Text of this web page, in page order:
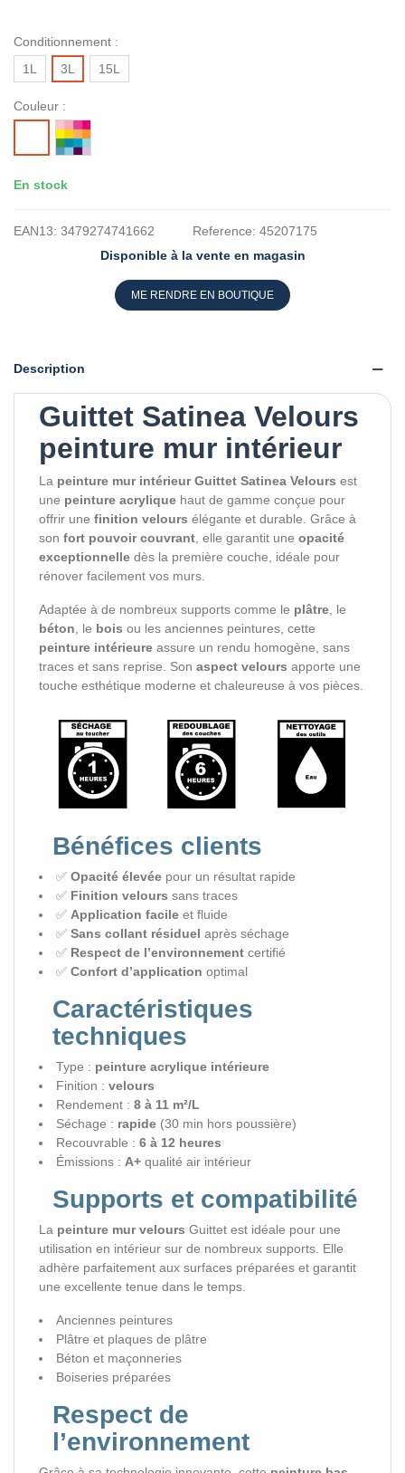
Conditionnement :
1L
3L 15L
Couleur :
MISE
A
TEINTE
En stock
EAN13: 3479274741662 Reference: 45207175
Disponible à la vente en magasin
ME RENDRE EN BOUTIQUE
Description
Guittet Satinea Velours
peinture mur intérieur
La peinture mur intérieur Guittet Satinea Velours est
une peinture acrylique haut de gamme conçue pour
offrir une finition velours élégante et durable. Grâce à
son fort pouvoir couvrant, elle garantit une opacité
exceptionnelle dès la première couche, idéale pour
rénover facilement vos murs.
Adaptée à de nombreux supports comme le plâtre, le
béton, le bois ou les anciennes peintures, cette
peinture intérieure assure un rendu homogène, sans
traces et sans reprise. Son aspect velours apporte une
touche esthétique moderne et chaleureuse à vos pièces.
Bénéfices clients
✅ Opacité élevée pour un résultat rapide
✅ Finition velours sans traces
✅ Application facile et fluide
✅ Sans collant résiduel après séchage
✅ Respect de l’environnement certifié
✅ Confort d’application optimal
Caractéristiques
techniques
Type : peinture acrylique intérieure
Finition : velours
Rendement : 8 à 11 m²/L
Séchage : rapide (30 min hors poussière)
Recouvrable : 6 à 12 heures
Émissions : A+ qualité air intérieur
Supports et compatibilité
La peinture mur velours Guittet est idéale pour une
utilisation en intérieur sur de nombreux supports. Elle
adhère parfaitement aux surfaces préparées et garantit
une excellente tenue dans le temps.
Anciennes peintures
Plâtre et plaques de plâtre
Béton et maçonneries
Boiseries préparées
Respect de
l’environnement